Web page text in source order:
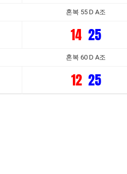
혼복 55 D A조
14 25
혼복 60 D A조
12 25